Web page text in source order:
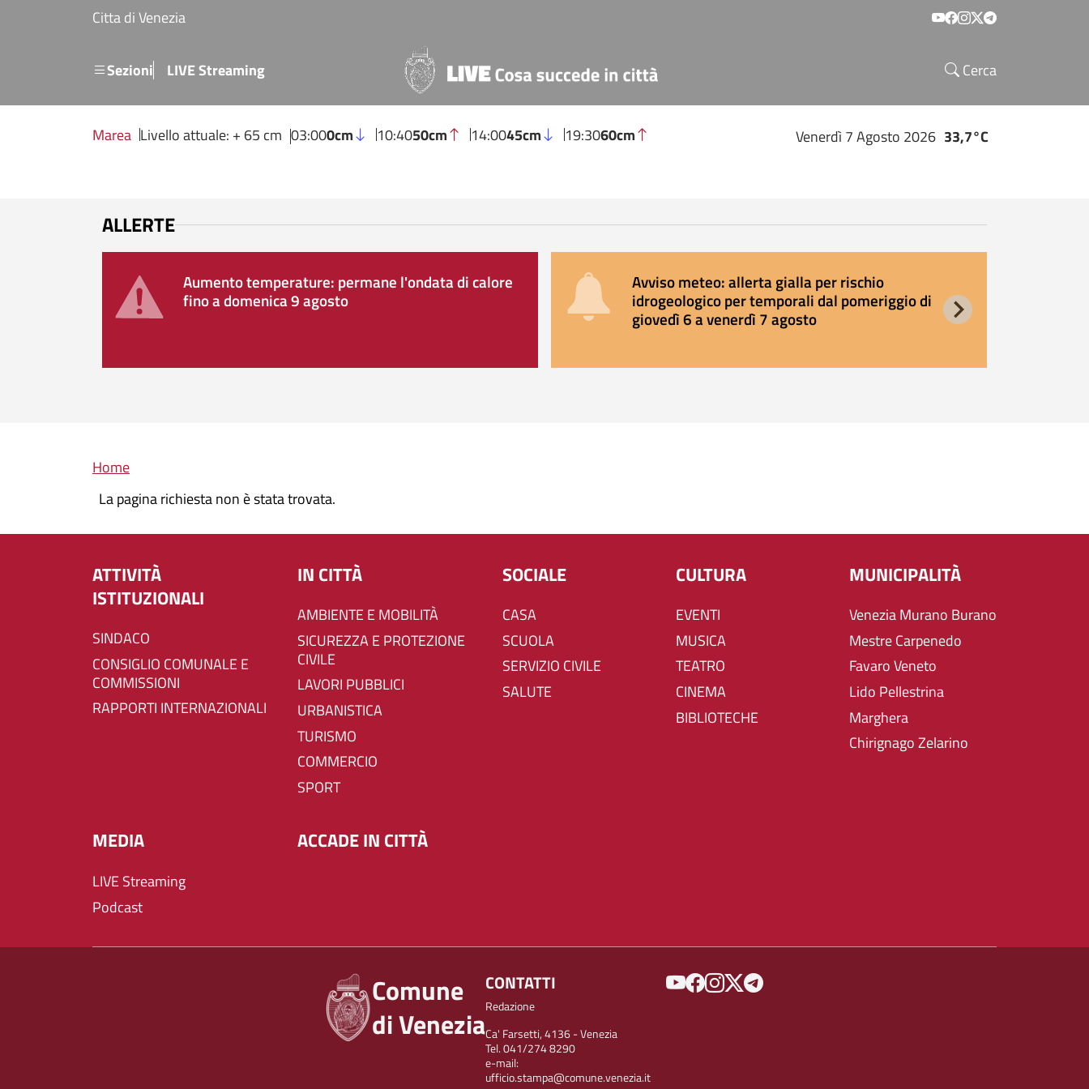
Salta al contenuto principale
Citta di Venezia Social menu
SezioniMenu secondario
LIVE Streaming Cerca
Marea Livello attuale: + 65 cm 03:000cm 10:4050cm 14:0045cm 19:3060cm Venerdì 7 Agosto 2026 33,7°C
ALLERTE
Aumento temperature: permane l'ondata di calore
fino a domenica 9 agosto
Avviso meteo: allerta gialla per rischio
idrogeologico per temporali dal pomeriggio di
giovedì 6 a venerdì 7 agosto
Briciole di pane
Home
La pagina richiesta non è stata trovata.
ATTIVITÀ
ISTITUZIONALI
SINDACO
CONSIGLIO COMUNALE E
COMMISSIONI
RAPPORTI INTERNAZIONALI
IN CITTÀ
AMBIENTE E MOBILITÀ
SICUREZZA E PROTEZIONE
CIVILE
LAVORI PUBBLICI
URBANISTICA
TURISMO
COMMERCIO
SPORT
SOCIALE
CASA
SCUOLA
SERVIZIO CIVILE
SALUTE
CULTURA
EVENTI
MUSICA
TEATRO
CINEMA
BIBLIOTECHE
MUNICIPALITÀ
Venezia Murano Burano
Mestre Carpenedo
Favaro Veneto
Lido Pellestrina
Marghera
Chirignago Zelarino
MEDIA
LIVE Streaming
Podcast
ACCADE IN CITTÀ
Comune
di Venezia
CONTATTI
Redazione
Ca' Farsetti, 4136 - Venezia
Tel. 041/274 8290
e-mail:
ufficio.stampa@comune.venezia.it
SOCIAL MENU